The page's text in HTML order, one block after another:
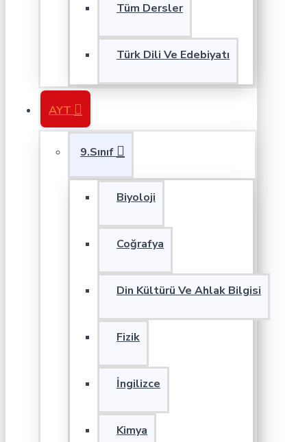
Tüm Dersler
Türk Dili Ve Edebiyatı
AYT
9.Sınıf
Biyoloji
Coğrafya
Din Kültürü Ve Ahlak Bilgisi
Fizik
İngilizce
Kimya